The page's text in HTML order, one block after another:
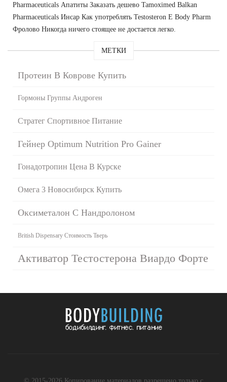
Pharmaceuticals Апатиты Заказать дешево Tamoximed Balkan
Pharmaceuticals Инсар Как употреблять Testosteron E Body Pharm
Фролово Никогда ничего стоящее не достается легко.
МЕТКИ
Протеин В Коврове Купить
Гормоны Группы Андроген
Стратег Спортивное Питание
Гейнер Optimum Nutrition Pro Gainer
Гонадотропин Цена В Курске
Омега 3 Новосибирск Купить
Оксиметалон С Нандролоном
British Dispensary Стоимость Тверь
Активатор Тестостерона Виардо Форте